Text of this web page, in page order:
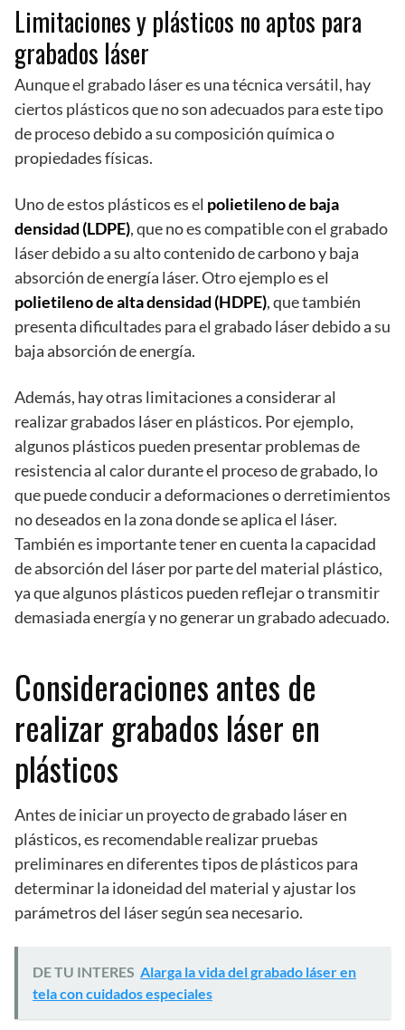
Limitaciones y plásticos no aptos para
grabados láser
Aunque el grabado láser es una técnica versátil, hay
ciertos plásticos que no son adecuados para este tipo
de proceso debido a su composición química o
propiedades físicas.
Uno de estos plásticos es el polietileno de baja
densidad (LDPE), que no es compatible con el grabado
láser debido a su alto contenido de carbono y baja
absorción de energía láser. Otro ejemplo es el
polietileno de alta densidad (HDPE), que también
presenta dificultades para el grabado láser debido a su
baja absorción de energía.
Además, hay otras limitaciones a considerar al
realizar grabados láser en plásticos. Por ejemplo,
algunos plásticos pueden presentar problemas de
resistencia al calor durante el proceso de grabado, lo
que puede conducir a deformaciones o derretimientos
no deseados en la zona donde se aplica el láser.
También es importante tener en cuenta la capacidad
de absorción del láser por parte del material plástico,
ya que algunos plásticos pueden reflejar o transmitir
demasiada energía y no generar un grabado adecuado.
Consideraciones antes de
realizar grabados láser en
plásticos
Antes de iniciar un proyecto de grabado láser en
plásticos, es recomendable realizar pruebas
preliminares en diferentes tipos de plásticos para
determinar la idoneidad del material y ajustar los
parámetros del láser según sea necesario.
DE TU INTERES Alarga la vida del grabado láser en
tela con cuidados especiales